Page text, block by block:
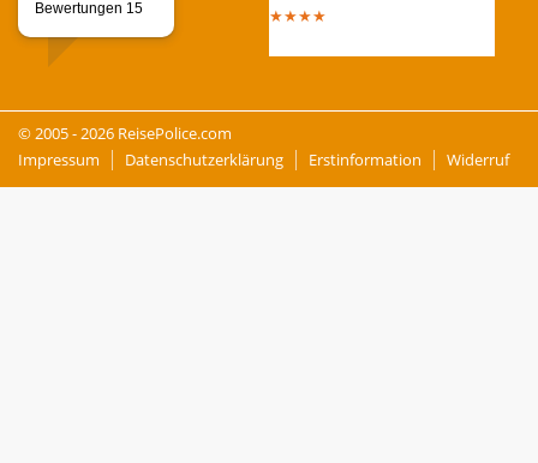
★★★★
© 2005 - 2026 ReisePolice.com
Impressum
Datenschutzerklärung Erstinformation Widerruf